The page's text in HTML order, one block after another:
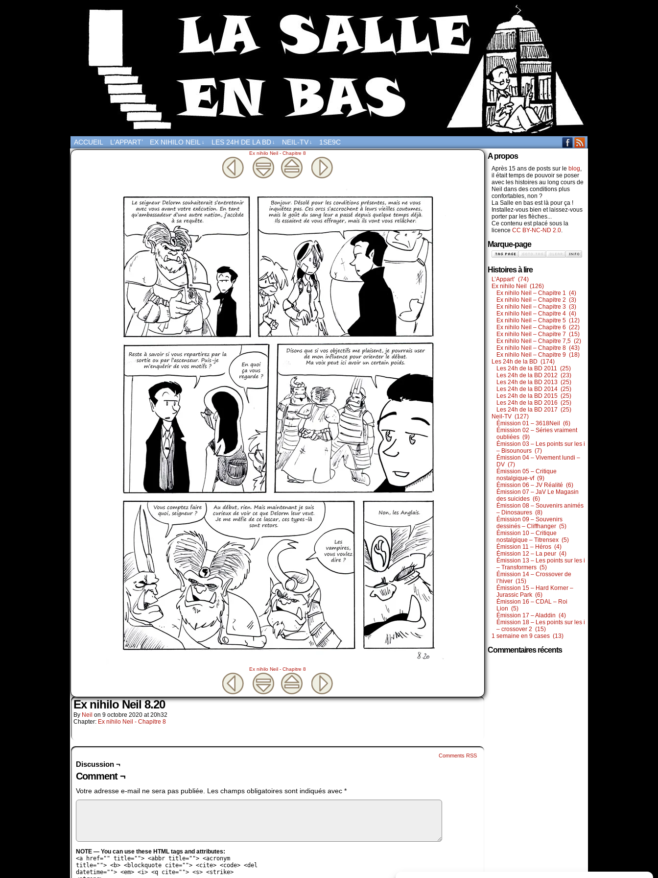
ACCUEIL L’APPART’ EX NIHILO NEIL ↓ LES 24H DE LA BD ↓ NEIL-TV ↓ 1SE9C
Ex nihilo Neil - Chapitre 8
Ex nihilo Neil - Chapitre 8
Ex nihilo Neil 8.20
By Neil on 9 octobre 2020 at20h32
Chapter: Ex nihilo Neil - Chapitre 8
Comments RSS
Discussion ¬
Comment ¬
Votre adresse e-mail ne sera pas publiée. Les champs obligatoires sont indiqués avec *
NOTE — You can use these HTML tags and attributes:
<a href="" title=""> <abbr title=""> <acronym
title=""> <b> <blockquote cite=""> <cite> <code> <del
datetime=""> <em> <i> <q cite=""> <s> <strike>
A propos
Après 15 ans de posts sur le blog,
il était temps de pouvoir se poser
avec les histoires au long cours de
Neil dans des conditions plus
confortables, non ?
La Salle en bas est là pour ça !
Installez-vous bien et laissez-vous
porter par les flèches...
Ce contenu est placé sous la
licence CC BY-NC-ND 2.0.
Marque-page
Histoires à lire
L’Appart’ (74)
Ex nihilo Neil (126)
Ex nihilo Neil – Chapitre 1 (4)
Ex nihilo Neil – Chapitre 2 (3)
Ex nihilo Neil – Chapitre 3 (3)
Ex nihilo Neil – Chapitre 4 (4)
Ex nihilo Neil – Chapitre 5 (12)
Ex nihilo Neil – Chapitre 6 (22)
Ex nihilo Neil – Chapitre 7 (15)
Ex nihilo Neil – Chapitre 7,5 (2)
Ex nihilo Neil – Chapitre 8 (43)
Ex nihilo Neil – Chapitre 9 (18)
Les 24h de la BD (174)
Les 24h de la BD 2011 (25)
Les 24h de la BD 2012 (23)
Les 24h de la BD 2013 (25)
Les 24h de la BD 2014 (25)
Les 24h de la BD 2015 (25)
Les 24h de la BD 2016 (25)
Les 24h de la BD 2017 (25)
Neil-TV (127)
Émission 01 – 3618Neil (6)
Émission 02 – Séries vraiment
oubliées (9)
Émission 03 – Les points sur les i
– Bisounours (7)
Émission 04 – Vivement lundi –
DV (7)
Émission 05 – Critique
nostalgique-vf (9)
Émission 06 – JV Réalité (6)
Émission 07 – JaV Le Magasin
des suicides (6)
Émission 08 – Souvenirs animés
– Dinosaures (8)
Émission 09 – Souvenirs
dessinés – Cliffhanger (5)
Émission 10 – Critique
nostalgique – Titrensex (5)
Émission 11 – Héros (4)
Émission 12 – La peur (4)
Émission 13 – Les points sur les i
– Transformers (5)
Émission 14 – Crossover de
l’hiver (15)
Émission 15 – Hard Korner –
Jurassic Park (6)
Émission 16 – CDAL – Roi
Lion (5)
Émission 17 – Aladdin (4)
Émission 18 – Les points sur les i
– crossover 2 (15)
1 semaine en 9 cases (13)
Commentaires récents